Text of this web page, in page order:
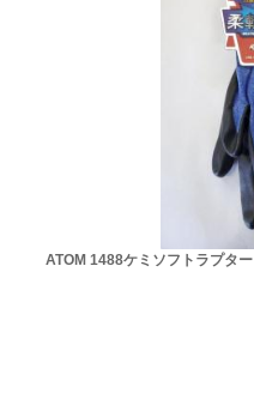
ATOM 1488ケミソフトラプター